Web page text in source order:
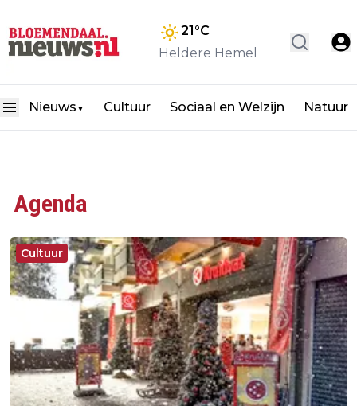
21°C
Heldere Hemel
Nieuws ▼ Cultuur Sociaal en Welzijn Natuur
Agenda
Cultuur